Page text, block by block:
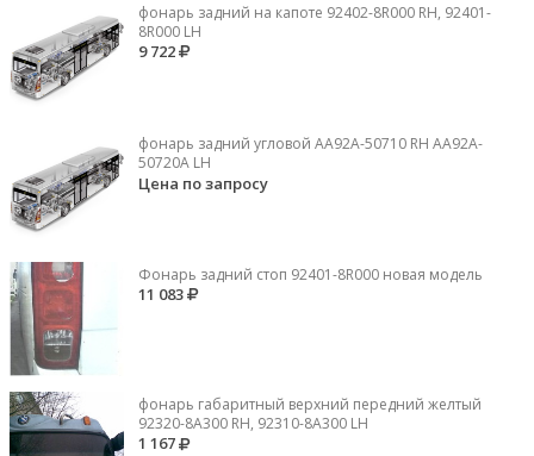
фонарь задний на капоте 92402-8R000 RH, 92401-
8R000 LH
9 722
фонарь задний угловой AA92A-50710 RH AA92A-
50720A LH
Цена по запросу
Фонарь задний стоп 92401-8R000 новая модель
11 083
фонарь габаритный верхний передний желтый
92320-8A300 RH, 92310-8А300 LH
1 167